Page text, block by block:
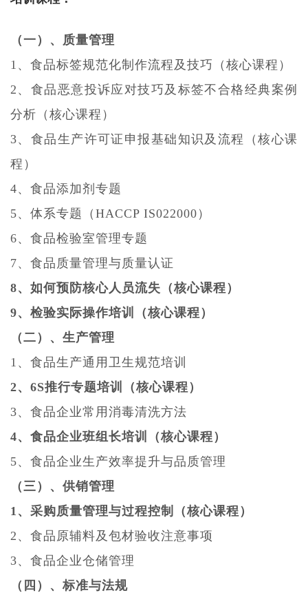
（一）、质量管理
1、 食品标签规范化制作流程及技巧 （核心课程）
2、 食品恶意投诉应对技巧及标签不合格经典案例
分析（核心课程）
3、食品生产许可证申报基础知识及流程
（核心课
程）
4、食品添加剂专题
5、体系专题（HACCP IS022000）
6、食品检验室管理专题
7、食品质量管理与质量认证
8、如何预防核心人员流失（核心课程）
9、检验实际操作培训（核心课程）
（二）、生产管理
1、食品生产通用卫生规范培训
2、6S推行专题培训（核心课程）
3、食品企业常用消毒清洗方法
4、食品企业班组长培训（核心课程）
5、食品企业生产效率提升与品质管理
（三）、供销管理
1、采购质量管理与过程控制（核心课程）
2、食品原辅料及包材验收注意事项
3、食品企业仓储管理
（四）、标准与法规